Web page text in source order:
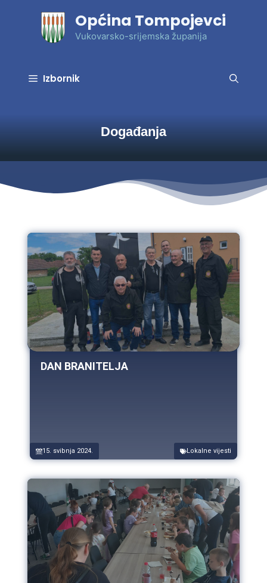
Općina Tompojevci
Vukovarsko-srijemska županija
Izbornik
Događanja
DAN BRANITELJA
15. svibnja 2024. Lokalne vijesti